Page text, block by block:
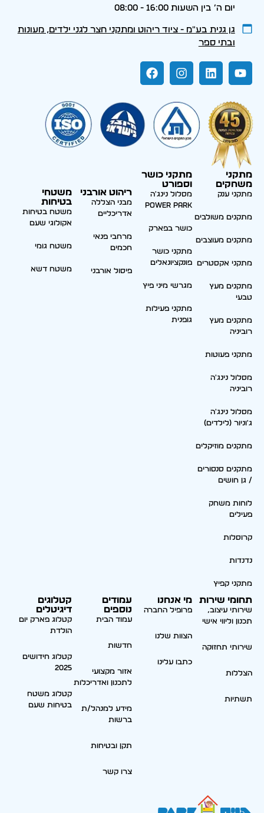
יום ה׳ בין השעות 16:00 - 08:00
גן גנית בע״מ - ציוד ריהוט ומתקני חצר לגני ילדים, מעונות
ובתי ספר
מתקני
משחקים
מתקני ענק
מתקנים משולבים
מתקנים מעוצבים
מתקני אקסטרים
מתקנים מעץ
טבעי
מתקנים מעץ
רוביניה
מתקני פעוטות
מסלול נינג'ה
רוביניה
מסלול נינג'ה
ג'וניור (לילדים)
מתקנים מוזיקלים
מתקנים סנסורים
/ גן חושים
לוחות משחק
פעילים
קרוסלות
נדנדות
מתקני קפיץ
מתקני כושר
וספורט
מסלול נינג'ה
Power park
כושר בפארק
מתקני כושר
פונקציונאלים
מגרשי מיני פיץ
מתקני פעילות
גופנית
ריהוט אורבני
מבני הצללה
אדריכליים
מרחבי פנאי
חכמים
פיסול אורבני
משטחי
בטיחות
משטח בטיחות
אקולוגי שעם
משטח גומי
משטח דשא
תחומי שירות
שירותי עיצוב,
תכנון וליווי אישי
שירותי תחזוקה
הצללות
תשתיות
מי אנחנו
פרופיל החברה
הצוות שלנו
כתבו עלינו
עמודים
נוספים
עמוד הבית
חדשות
אזור מקצועי
לתכנון ואדריכלות
מידע למנהל/ת
ברשות
תקן ובטיחות
צרו קשר
קטלוגים
דיגיטלים
קטלוג פארק יום
הולדת
קטלוג חידושים
2025
קטלוג משטח
בטיחות שעם